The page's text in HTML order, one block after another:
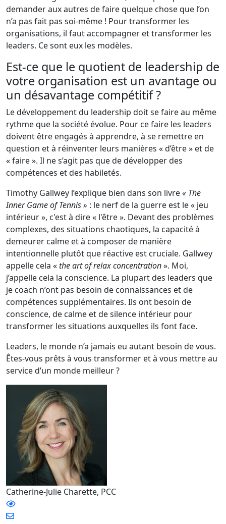
demander aux autres de faire quelque chose que l’on
n’a pas fait pas soi-même ! Pour transformer les
organisations, il faut accompagner et transformer les
leaders. Ce sont eux les modèles.
Est-ce que le quotient de leadership de
votre organisation est un avantage ou
un désavantage compétitif ?
Le développement du leadership doit se faire au même
rythme que la société évolue. Pour ce faire les leaders
doivent être engagés à apprendre, à se remettre en
question et à réinventer leurs manières « d’être » et de
« faire ». Il ne s’agit pas que de développer des
compétences et des habiletés.
Timothy Gallwey l’explique bien dans son livre« The
Inner Game of Tennis » : le nerf de la guerre est le « jeu
intérieur », c'est à dire « l'être ». Devant des problèmes
complexes, des situations chaotiques, la capacité à
demeurer calme et à composer de manière
intentionnelle plutôt que réactive est cruciale. Gallwey
appelle cela «the art of relax concentration». Moi,
j’appelle cela la conscience. La plupart des leaders que
je coach n’ont pas besoin de connaissances et de
compétences supplémentaires. Ils ont besoin de
conscience, de calme et de silence intérieur pour
transformer les situations auxquelles ils font face.
Leaders, le monde n’a jamais eu autant besoin de vous.
Êtes-vous prêts à vous transformer et à vous mettre au
service d’un monde meilleur ?
Catherine-Julie Charette, PCC